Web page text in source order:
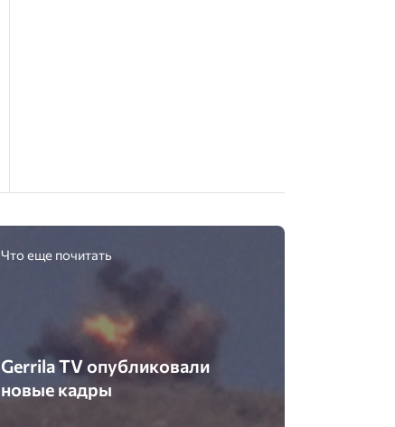
Что еще почитать
Gerrila TV опубликовали
новые кадры